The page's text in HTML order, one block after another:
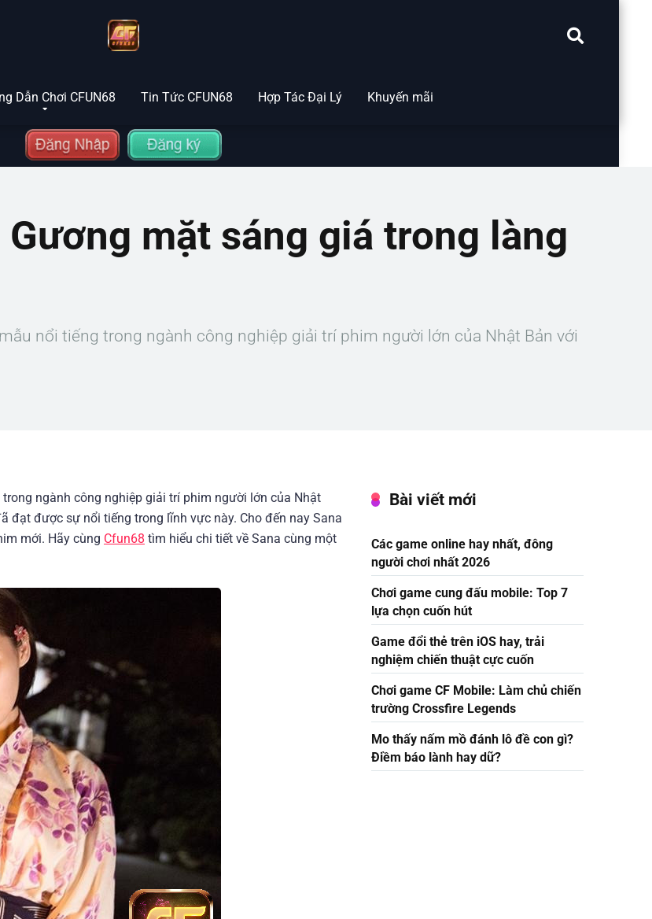
Dẫn Chơi CFUN68 Tin Tức CFUN68 Hợp Tác Đại Lý Khuyến mãi
mặt sáng giá trong làng
nổi tiếng trong ngành công nghiệp giải trí phim người lớn của Nhật Bản với
ngành công nghiệp giải trí phim người lớn của Nhật
đạt được sự nổi tiếng trong lĩnh vực này. Cho đến nay Sana
mới. Hãy cùng Cfun68 tìm hiểu chi tiết về Sana cùng một
Bài viết mới
Các game online hay nhất, đông
người chơi nhất 2026
Chơi game cung đấu mobile: Top 7
lựa chọn cuốn hút
Game đổi thẻ trên iOS hay, trải
nghiệm chiến thuật cực cuốn
Chơi game CF Mobile: Làm chủ chiến
trường Crossfire Legends
Mo thấy nấm mồ đánh lô đề con gì?
Điềm báo lành hay dữ?